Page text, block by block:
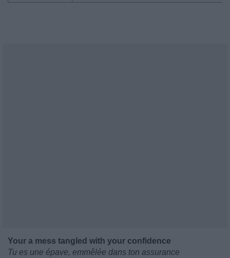
Your a mess tangled with your confidence
Tu es une épave, emmêlée dans ton assurance